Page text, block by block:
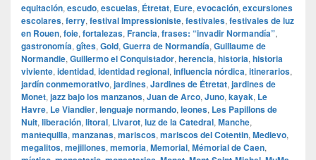
equitación, escudo, escuelas, Étretat, Eure, evocación, excursiones
escolares, ferry, festival Impressioniste, festivales, festivales de luz
en Rouen, foie, fortalezas, Francia, frases: “invadir Normandía”,
gastronomía, gîtes, Gold, Guerra de Normandía, Guillaume de
Normandie, Guillermo el Conquistador, herencia, historia, historia
viviente, identidad, identidad regional, influencia nórdica, itinerarios,
jardín conmemorativo, jardines, Jardines de Étretat, jardines de
Monet, jazz bajo los manzanos, Juan de Arco, Juno, kayak, Le
Havre, Le Viandier, lenguaje normando, leones, Les Papillons de
Nuit, liberación, litoral, Livarot, luz de la Catedral, Manche,
mantequilla, manzanas, mariscos, mariscos del Cotentin, Medievo,
megalitos, mejillones, memoria, Memorial, Mémorial de Caen,